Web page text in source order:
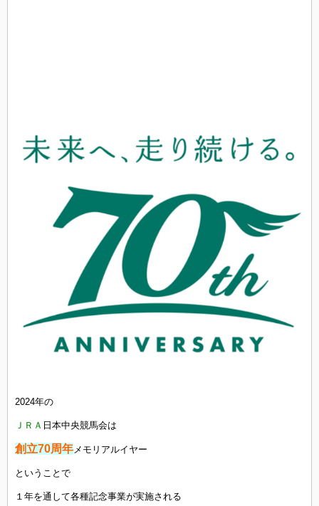
2024年の
ＪＲＡ 日本中央競馬会は
創立70周年メモリアルイヤー
ということで
１年を通して各種記念事業が実施される